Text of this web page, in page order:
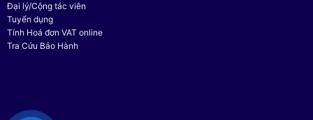
Đại lý/Cộng tác viên
Tuyển dụng
Tính Hoá đơn VAT online
Tra Cứu Bảo Hành